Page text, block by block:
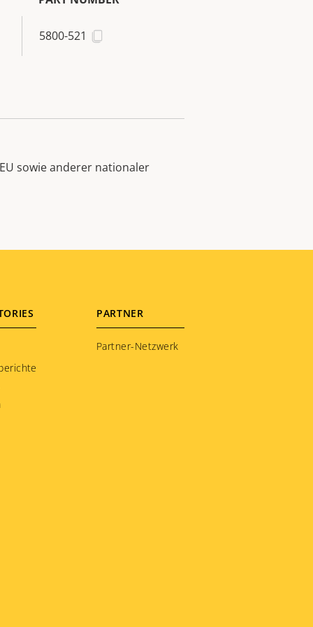
5800-521
sowie anderer nationaler
PARTNER
Partner-Netzwerk